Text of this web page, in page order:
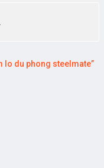
lo du phong steelmate”